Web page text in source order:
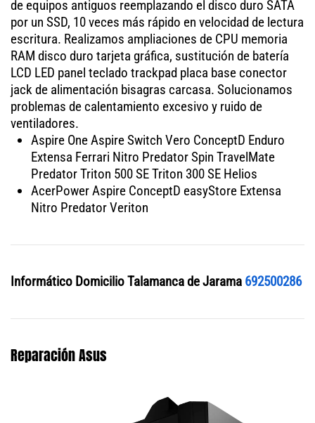
de equipos antiguos reemplazando el disco duro SATA
por un SSD, 10 veces más rápido en velocidad de lectura
escritura. Realizamos ampliaciones de CPU memoria
RAM disco duro tarjeta gráfica, sustitución de batería
LCD LED panel teclado trackpad placa base conector
jack de alimentación bisagras carcasa. Solucionamos
problemas de calentamiento excesivo y ruido de
ventiladores.
Aspire One Aspire Switch Vero ConceptD Enduro
Extensa Ferrari Nitro Predator Spin TravelMate
Predator Triton 500 SE Triton 300 SE Helios
AcerPower Aspire ConceptD easyStore Extensa
Nitro Predator Veriton
Informático Domicilio Talamanca de Jarama 692500286
Reparación Asus